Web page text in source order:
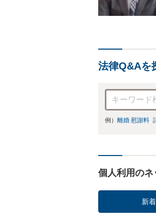
法律Q&Aを
例） 離婚 慰謝料
個人利用の
新